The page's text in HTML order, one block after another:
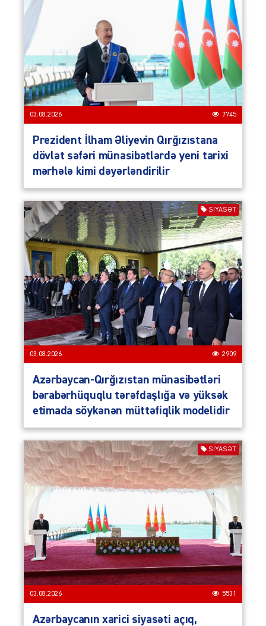
03.08.2026 7745
Prezident İlham Əliyevin Qırğızıstana
dövlət səfəri münasibətlərdə yeni tarixi
mərhələ kimi dəyərləndirilir
SIYASƏT
03.08.2026 2909
Azərbaycan-Qırğızıstan münasibətləri
bərabərhüquqlu tərəfdaşlığa və yüksək
etimada söykənən müttəfiqlik modelidir
SIYASƏT
03.08.2026 5531
Azərbaycanın xarici siyasəti açıq,